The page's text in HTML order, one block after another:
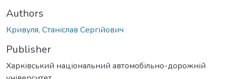
Authors
Кривуля, Станіслав Сергійович
Publisher
Харківський національний автомобільно-дорожній